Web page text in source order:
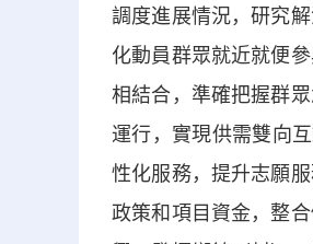
調度進展情況，研究
化動員群眾就近就便
相結合，準確把握群
運行，實現供需雙向
性化服務，提升志願服
政策和項目資金，整